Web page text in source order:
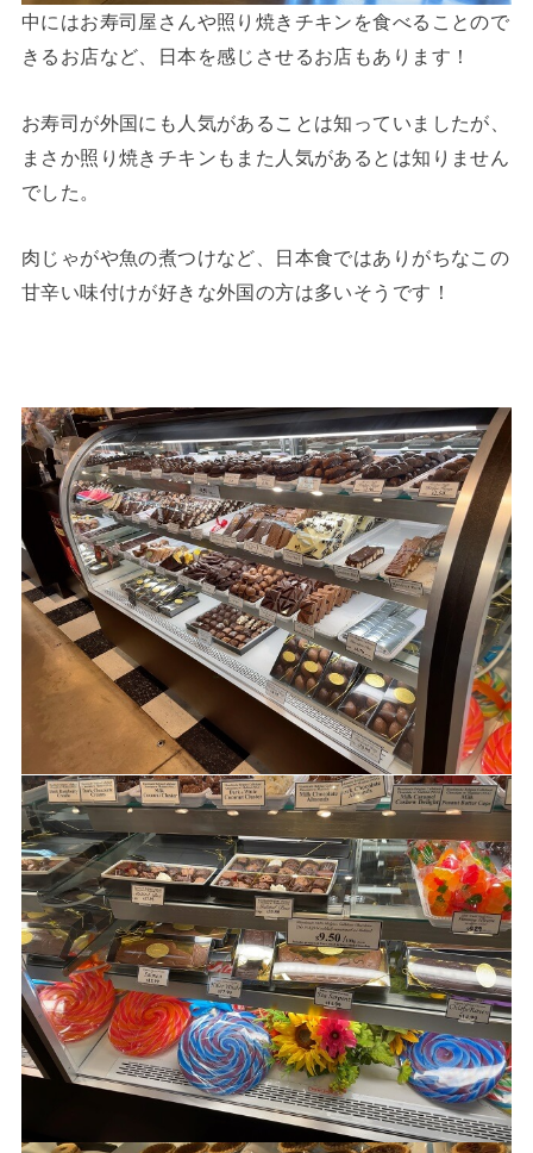
中にはお寿司屋さんや照り焼きチキンを食べることので
きるお店など、日本を感じさせるお店もあります！
お寿司が外国にも人気があることは知っていましたが、
まさか照り焼きチキンもまた人気があるとは知りません
でした。
肉じゃがや魚の煮つけなど、日本食ではありがちなこの
甘辛い味付けが好きな外国の方は多いそうです！